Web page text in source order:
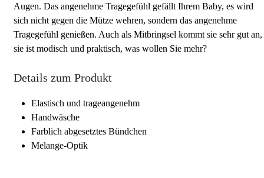
Augen. Das angenehme Tragegefühl gefällt Ihrem Baby, es wird
sich nicht gegen die Mütze wehren, sondern das angenehme
Tragegefühl genießen. Auch als Mitbringsel kommt sie sehr gut an,
sie ist modisch und praktisch, was wollen Sie mehr?
Details zum Produkt
Elastisch und trageangenehm
Handwäsche
Farblich abgesetztes Bündchen
Melange-Optik